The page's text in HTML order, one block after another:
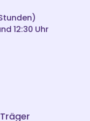
12:30 Uhr
Träger